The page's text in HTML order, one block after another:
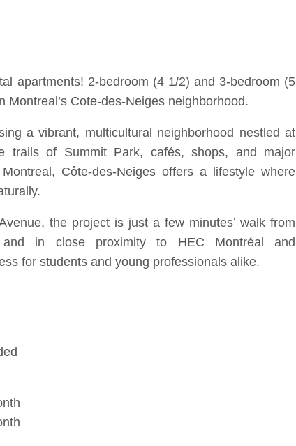
apartments! 2-bedroom (4 1/2) and 3-bedroom (5
Cote-des-Neiges neighborhood.
a vibrant, multicultural neighborhood nestled at
trails of Summit Park, cafés, shops, and major
Côte-des-Neiges offers a lifestyle where
the project is just a few minutes’ walk from
and in close proximity to HEC Montréal and
for students and young professionals alike.